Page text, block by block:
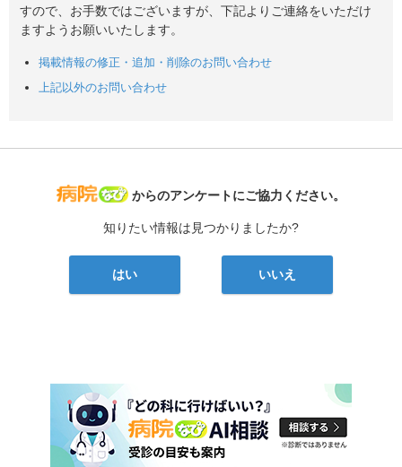
すので、お手数ではございますが、下記よりご連絡をいただけ
ますようお願いいたします。
掲載情報の修正・追加・削除のお問い合わせ
上記以外のお問い合わせ
病院なび
からのアンケートにご協力ください。
知りたい情報は見つかりましたか?
はい いいえ